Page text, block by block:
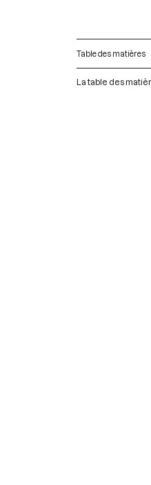
Table des matières
La table des